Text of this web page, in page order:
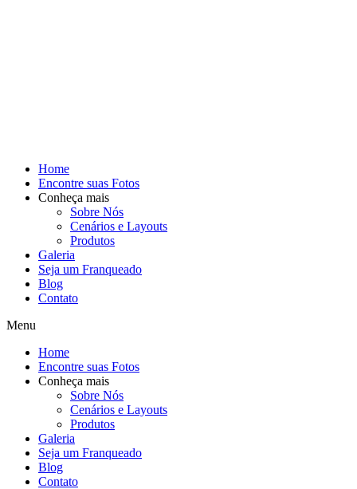
Home
Encontre suas Fotos
Conheça mais
Sobre Nós
Cenários e Layouts
Produtos
Galeria
Seja um Franqueado
Blog
Contato
Menu
Home
Encontre suas Fotos
Conheça mais
Sobre Nós
Cenários e Layouts
Produtos
Galeria
Seja um Franqueado
Blog
Contato